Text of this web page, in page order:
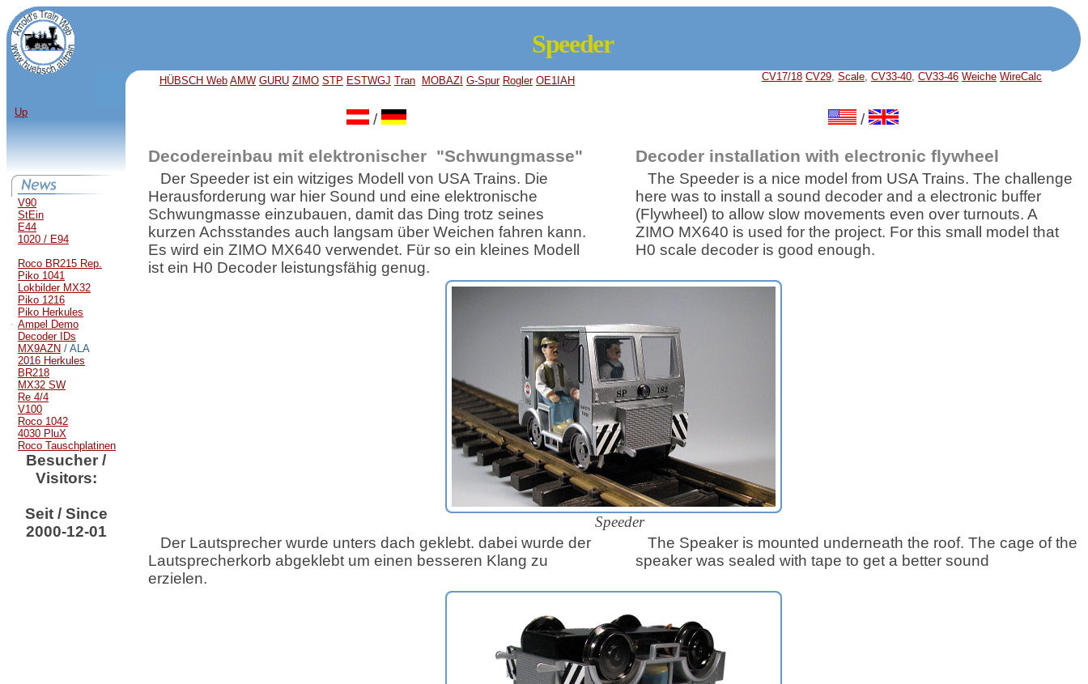
Speeder
HÜBSCH Web AMW GURU ZIMO STP ESTWGJ Tran MOBAZI G-Spur Rogler OE1IAH CV17/18 CV29, Scale, CV33-40, CV33-46 Weiche WireCalc
Up
V90
StEin
E44
1020 / E94
Roco BR215 Rep.
Piko 1041
Lokbilder MX32
Piko 1216
Piko Herkules
Ampel Demo
Decoder IDs
MX9AZN / ALA
2016 Herkules
BR218
MX32 SW
Re 4/4
V100
Roco 1042
4030 PluX
Roco Tauschplatinen
Besucher /
Visitors:
Seit / Since
2000-12-01
/ /
Decodereinbau mit elektronischer "Schwungmasse" Decoder installation with electronic flywheel
Der Speeder ist ein witziges Modell von USA Trains. Die
Herausforderung war hier Sound und eine elektronische
Schwungmasse einzubauen, damit das Ding trotz seines
kurzen Achsstandes auch langsam über Weichen fahren kann.
Es wird ein ZIMO MX640 verwendet. Für so ein kleines Modell
ist ein H0 Decoder leistungsfähig genug.
The Speeder is a nice model from USA Trains. The challenge
here was to install a sound decoder and a electronic buffer
(Flywheel) to allow slow movements even over turnouts. A
ZIMO MX640 is used for the project. For this small model that
H0 scale decoder is good enough.
Speeder
Der Lautsprecher wurde unters dach geklebt. dabei wurde der
Lautsprecherkorb abgeklebt um einen besseren Klang zu
erzielen.
The Speaker is mounted underneath the roof. The cage of the
speaker was sealed with tape to get a better sound